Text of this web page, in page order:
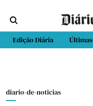
Edição Diária Últimas
diario-de-noticias